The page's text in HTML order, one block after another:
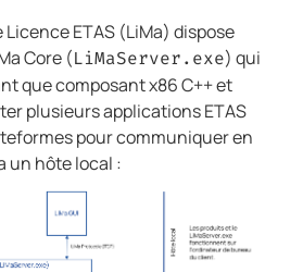
ETAS (LiMa) dispose
Core (LiMaServer.exe) qui
que composant x86 C++ et
plusieurs applications ETAS
pour communiquer en
un hôte local :